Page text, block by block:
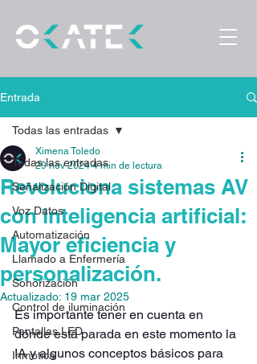
Entrada
Todas las entradas
Señalización Digital
Voz Datos
Automatización
Llamado a Enfermería
Sonorización
Control de iluminación
Pantallas LED
Inmótica
Todas las entradas
Revoluciona sistemas AV
con inteligencia artificial:
Mayor eficiencia y
personalización.
Ximena Toledo
29 nov 2024 4 min de lectura
Actualizado: 19 mar 2025
Es importante tener en cuenta en
dónde está parada en este momento la
IA y algunos conceptos básicos para